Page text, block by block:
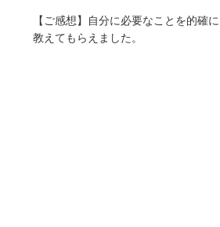
【ご感想】自分に必要なことを的確に
教えてもらえました。